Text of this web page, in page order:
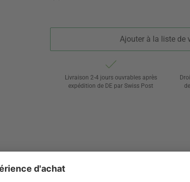
Ajouter à la liste de
Livraison 2-4 jours ouvrables après
expédition de DE par Swiss Post